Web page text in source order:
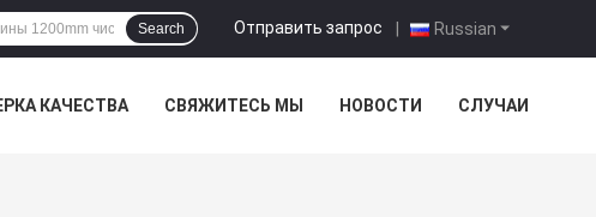
Russian
Отправить запрос |
Search
КАЧЕСТВА СВЯЖИТЕСЬ МЫ НОВОСТИ СЛУЧАИ